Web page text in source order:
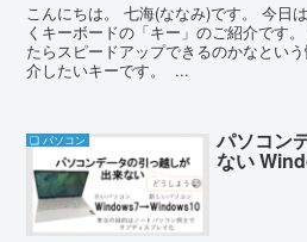
こんにちは。 七海(ななみ)です。 今日
くキーボードの「キー」のご紹介です
たらスピードアップできるのかなとい
介したいキーです。 ...
❏ パソコン パソコン
ない